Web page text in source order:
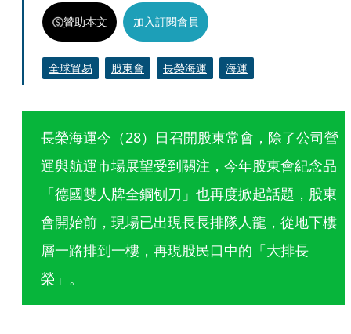
贊助本文 加入訂閱會員
全球貿易 股東會 長榮海運 海運
長榮海運今（28）日召開股東常會，除了公司營
運與航運市場展望受到關注，今年股東會紀念品
「德國雙人牌全鋼刨刀」也再度掀起話題，股東
會開始前，現場已出現長長排隊人龍，從地下樓
層一路排到一樓，再現股民口中的「大排長
榮」。